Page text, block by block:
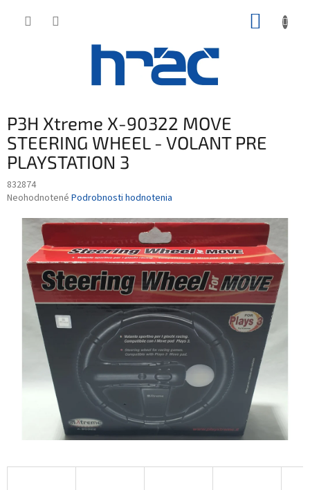
P3H Xtreme X-90322 MOVE
STEERING WHEEL - VOLANT PRE
PLAYSTATION 3
832874
Priemerné
produktu
hviezdičiek.
Neohodnotené Podrobnosti hodnotenia